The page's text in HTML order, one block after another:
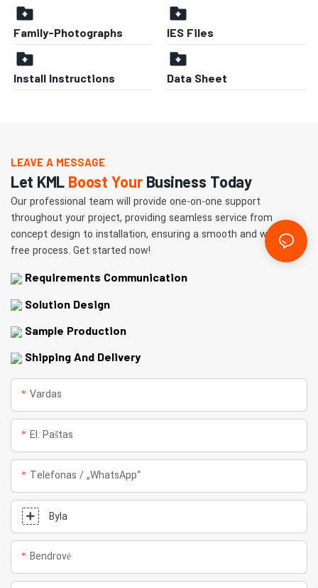
Family-Photographs IES Files
Install Instructions Data Sheet
LEAVE A MESSAGE
Let KML Boost YourBusiness Today
Our professional team will provide one-on-one support
throughout your project, providing seamless service from
concept design to installation, ensuring a smooth and worry-
free process. Get started now!
Requirements Communication
Solution Design
Sample Production
Shipping And Delivery
Vardas
El. Paštas
Telefonas / „WhatsApp“
Byla
Bendrovė